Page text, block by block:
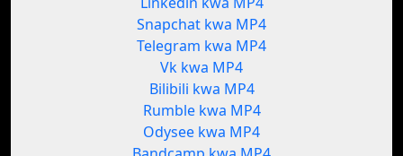
Snapchat kwa MP4
Telegram kwa MP4
Vk kwa MP4
Bilibili kwa MP4
Rumble kwa MP4
Odysee kwa MP4